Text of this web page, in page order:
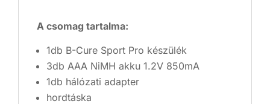
A csomag tartalma:
1db B-Cure Sport Pro készülék
3db AAA NiMH akku 1.2V 850mA
1db hálózati adapter
hordtáska